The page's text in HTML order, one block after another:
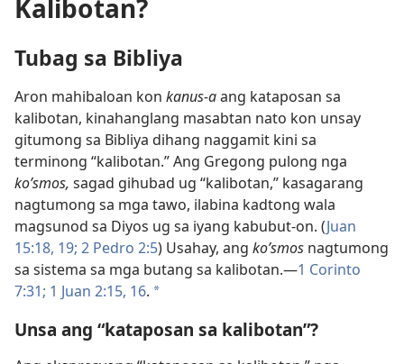
Kalibotan?
Tubag sa Bibliya
Aron mahibaloan kon kanus-aang kataposan sa
kalibotan, kinahanglang masabtan nato kon unsay
gitumong sa Bibliya dihang naggamit kini sa
terminong “kalibotan.” Ang Gregong pulong nga
koʹsmos, sagad gihubad ug “kalibotan,” kasagarang
nagtumong sa mga tawo, ilabina kadtong wala
magsunod sa Diyos ug sa iyang kabubut-on. (Juan
15:18, 19; 2 Pedro 2:5) Usahay, ang koʹsmos nagtumong
sa sistema sa mga butang sa kalibotan.—1 Corinto
7:31; 1 Juan 2:15, 16. a
Unsa ang “kataposan sa kalibotan”?